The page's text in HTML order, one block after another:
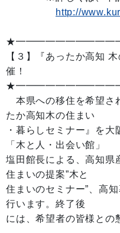
http://
【３】『あったか高知
催！
本県への移住を希望さ
たか高知木の住まい
・暮らしセミナー』を大
「木と人・出会い館」
塩田館長による、高知県
住まいの提案”木と
住まいのセミナー”、高
行います。終了後
には、希望者の皆様との